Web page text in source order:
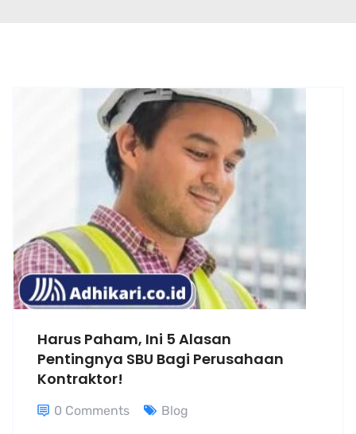
Harus Paham, Ini 5 Alasan
Pentingnya SBU Bagi Perusahaan
Kontraktor!
0 Comments Blog